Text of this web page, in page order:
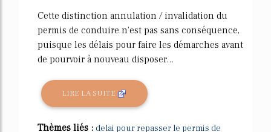
Cette distinction annulation / invalidation du
permis de conduire n'est pas sans conséquence,
puisque les délais pour faire les démarches avant
de pourvoir à nouveau disposer...
LIRE LA SUITE
Thèmes liés : delai pour repasser le permis de